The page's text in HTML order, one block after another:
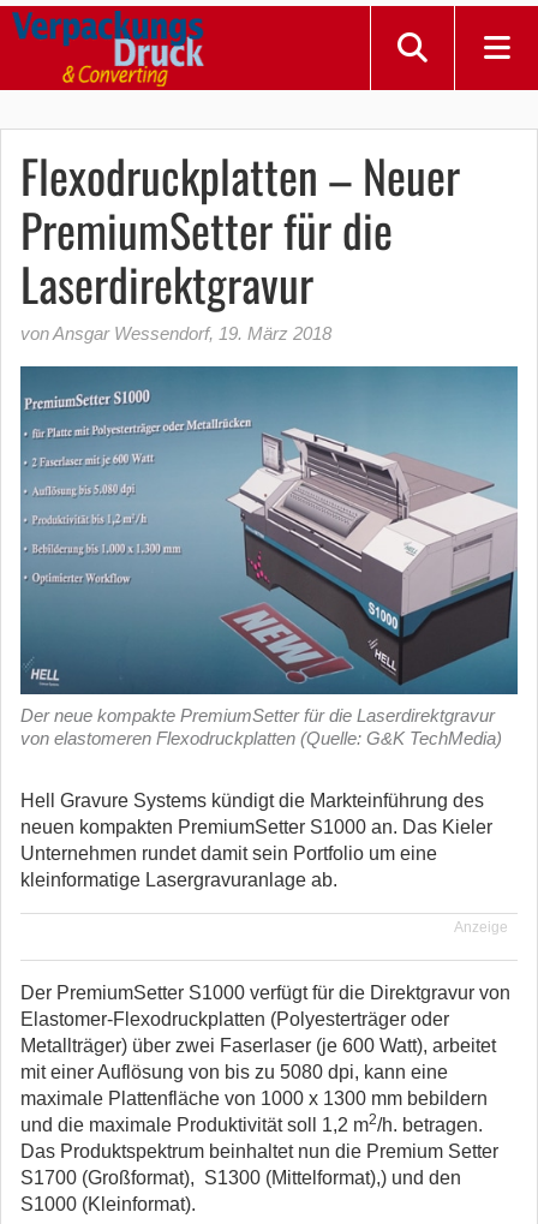
Flexodruckplatten – Neuer
PremiumSetter für die
Laserdirektgravur
von Ansgar Wessendorf, 19. März 2018
Der neue kompakte PremiumSetter für die Laserdirektgravur
von elastomeren Flexodruckplatten (Quelle: G&K TechMedia)
Hell Gravure Systems kündigt die Markteinführung des
neuen kompakten PremiumSetter S1000 an. Das Kieler
Unternehmen rundet damit sein Portfolio um eine
kleinformatige Lasergravuranlage ab.
Anzeige
Der PremiumSetter S1000 verfügt für die Direktgravur von
Elastomer-Flexodruckplatten (Polyesterträger oder
Metallträger) über zwei Faserlaser (je 600 Watt), arbeitet
mit einer Auflösung von bis zu 5080 dpi, kann eine
maximale Plattenfläche von 1000 x 1300 mm bebildern
und die maximale Produktivität soll 1,2 m2/h. betragen.
Das Produktspektrum beinhaltet nun die Premium Setter
S1700 (Großformat), S1300 (Mittelformat),) und den
S1000 (Kleinformat).